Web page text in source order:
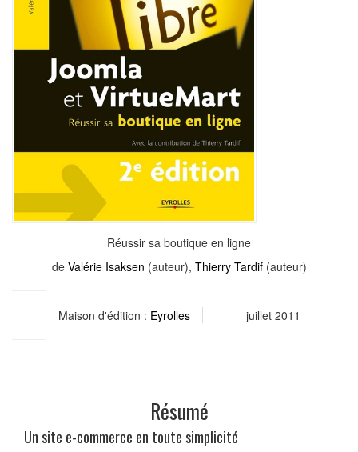
Réussir sa boutique en ligne
de Valérie Isaksen (auteur), Thierry Tardif(auteur)
Maison d'édition : Eyrolles juillet 2011
Résumé
Un site e-commerce en toute simplicité